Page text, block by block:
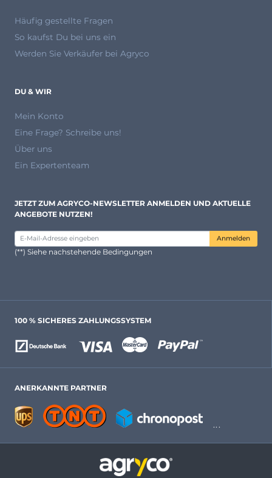
Häufig gestellte Fragen
So kaufst Du bei uns ein
Werden Sie Verkäufer bei Agryco
DU & WIR
Mein Konto
Eine Frage? Schreibe uns!
Über uns
Ein Expertenteam
JETZT ZUM AGRYCO-NEWSLETTER ANMELDEN UND AKTUELLE
ANGEBOTE NUTZEN!
Anmelden
(**) Siehe nachstehende Bedingungen
100 % SICHERES ZAHLUNGSSYSTEM
ANERKANNTE PARTNER